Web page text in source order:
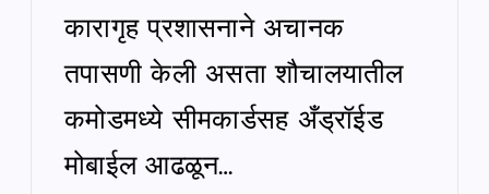
कारागृह प्रशासनाने अचानक
तपासणी केली असता शौचालयातील
कमोडमध्ये सीमकार्डसह अँड्रॉईड
मोबाईल आढळून…